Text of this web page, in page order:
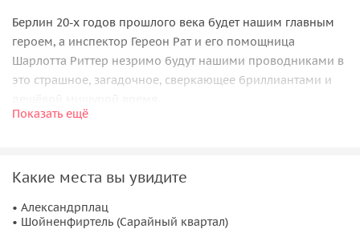
Берлин 20-х годов прошлого века будет нашим главным
героем, а инспектор Гереон Рат и его помощница
Шарлотта Риттер незримо будут нашими проводниками в
это страшное, загадочное, сверкающее бриллиантами и
войны, финансовые воротилы, русские иммигранты,
нищие и миллионеры.
Показать ещё
Какие места вы увидите
• Александрплац
• Шойненфиртель (Сарайный квартал)